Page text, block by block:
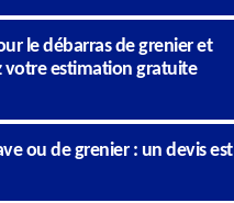
le débarras de grenier et
votre estimation gratuite
ou de grenier : un devis est